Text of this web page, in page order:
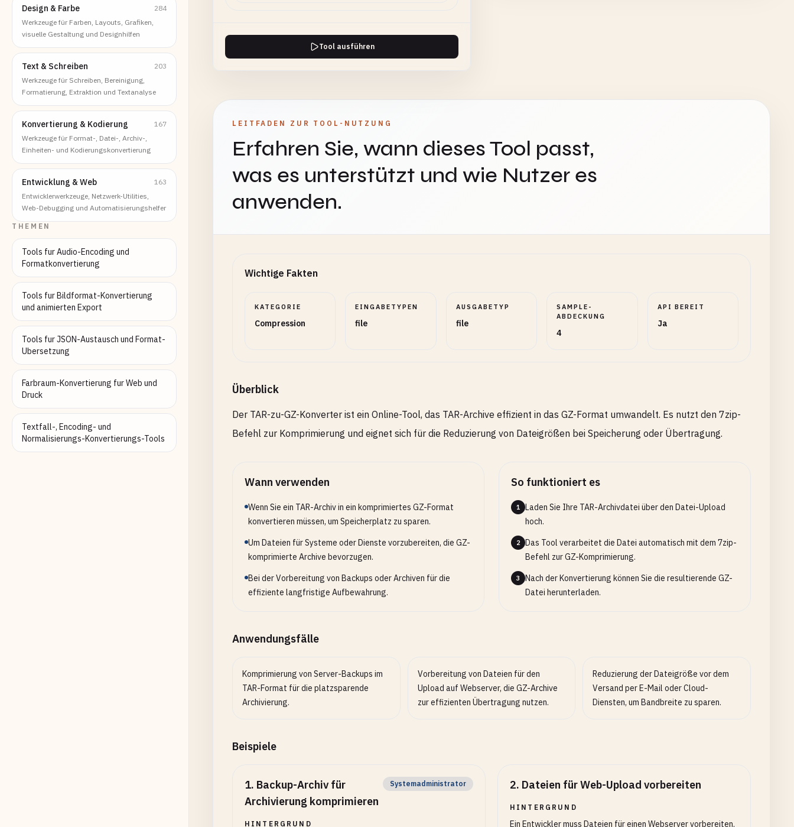
Design & Farbe
284
Werkzeuge für Farben, Layouts, Grafiken,
visuelle Gestaltung und Designhilfen
Text & Schreiben
203
Werkzeuge für Schreiben, Bereinigung,
Formatierung, Extraktion und Textanalyse
Konvertierung & Kodierung
167
Werkzeuge für Format-, Datei-, Archiv-,
Einheiten- und Kodierungskonvertierung
Entwicklung & Web
163
Entwicklerwerkzeuge, Netzwerk-Utilities,
Web-Debugging und Automatisierungshelfer
THEMEN
Tools fur Audio-Encoding und
Formatkonvertierung
Tools fur Bildformat-Konvertierung
und animierten Export
Tools fur JSON-Austausch und Format-
Ubersetzung
Farbraum-Konvertierung fur Web und
Druck
Textfall-, Encoding- und
Normalisierungs-Konvertierungs-Tools
Tool ausführen
LEITFADEN ZUR TOOL-NUTZUNG
Erfahren Sie, wann dieses Tool passt,
was es unterstützt und wie Nutzer es
anwenden.
Wichtige Fakten
KATEGORIE
Compression
EINGABETYPEN
file
AUSGABETYP
file
SAMPLE-
ABDECKUNG
4
API BEREIT
Ja
Überblick
Der TAR-zu-GZ-Konverter ist ein Online-Tool, das TAR-Archive effizient in das GZ-Format umwandelt. Es nutzt den 7zip-
Befehl zur Komprimierung und eignet sich für die Reduzierung von Dateigrößen bei Speicherung oder Übertragung.
Wann verwenden
Wenn Sie ein TAR-Archiv in ein komprimiertes GZ-Format
konvertieren müssen, um Speicherplatz zu sparen.
Um Dateien für Systeme oder Dienste vorzubereiten, die GZ-
komprimierte Archive bevorzugen.
Bei der Vorbereitung von Backups oder Archiven für die
effiziente langfristige Aufbewahrung.
So funktioniert es
1
Laden Sie Ihre TAR-Archivdatei über den Datei-Upload
hoch.
2
Das Tool verarbeitet die Datei automatisch mit dem 7zip-
Befehl zur GZ-Komprimierung.
3
Nach der Konvertierung können Sie die resultierende GZ-
Datei herunterladen.
Anwendungsfälle
Komprimierung von Server-Backups im
TAR-Format für die platzsparende
Archivierung.
Vorbereitung von Dateien für den
Upload auf Webserver, die GZ-Archive
zur effizienten Übertragung nutzen.
Reduzierung der Dateigröße vor dem
Versand per E-Mail oder Cloud-
Diensten, um Bandbreite zu sparen.
Beispiele
1. Backup-Archiv für
Archivierung komprimieren
Systemadministrator
HINTERGRUND
2. Dateien für Web-Upload vorbereiten
HINTERGRUND
Ein Entwickler muss Dateien für einen Webserver vorbereiten,